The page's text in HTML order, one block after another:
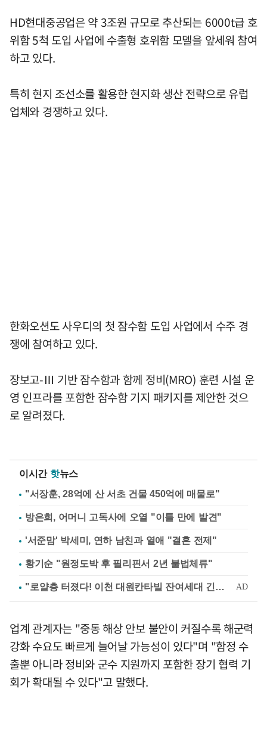
HD현대중공업은 약 3조원 규모로 추산되는 6000t급 호
위함 5척 도입 사업에 수출형 호위함 모델을 앞세워 참여
하고 있다.
특히 현지 조선소를 활용한 현지화 생산 전략으로 유럽
업체와 경쟁하고 있다.
한화오션도 사우디의 첫 잠수함 도입 사업에서 수주 경
쟁에 참여하고 있다.
장보고-Ⅲ 기반 잠수함과 함께 정비(MRO) 훈련 시설 운
영 인프라를 포함한 잠수함 기지 패키지를 제안한 것으
로 알려졌다.
이시간 핫뉴스
"서장훈, 28억에 산 서초 건물 450억에 매물로"
방은희, 어머니 고독사에 오열 "이틀 만에 발견"
'서준맘' 박세미, 연하 남친과 열애 "결혼 전제"
황기순 "원정도박 후 필리핀서 2년 불법체류"
업계 관계자는 "중동 해상 안보 불안이 커질수록 해군력
강화 수요도 빠르게 늘어날 가능성이 있다"며 "함정 수
출뿐 아니라 정비와 군수 지원까지 포함한 장기 협력 기
회가 확대될 수 있다"고 말했다.